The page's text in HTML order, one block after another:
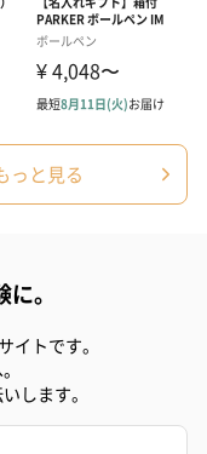
っと見る
。
イトです。
します。